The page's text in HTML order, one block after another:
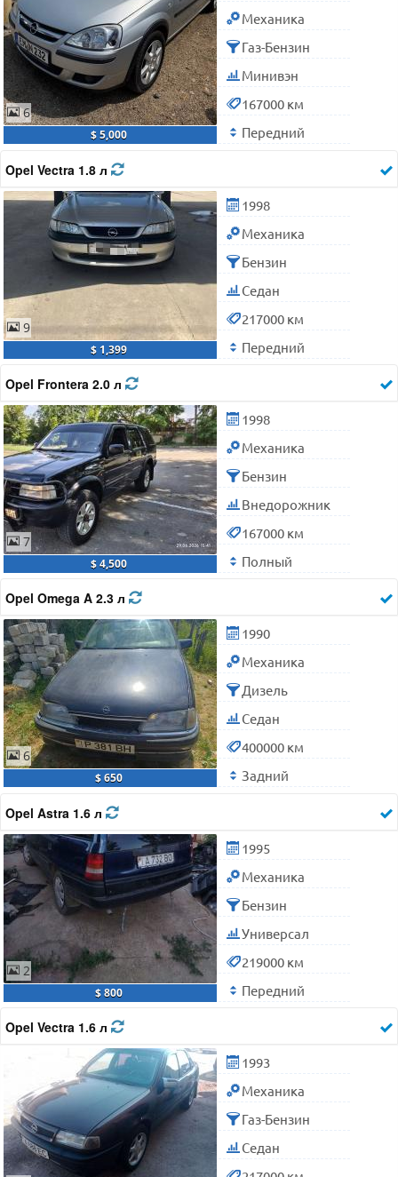
6
$ 5,000
Механика
Газ-Бензин
Минивэн
167000 км
Передний
Opel Vectra 1.8 л
9
$ 1,399
1998
Механика
Бензин
Седан
217000 км
Передний
Opel Frontera 2.0 л
7
$ 4,500
1998
Механика
Бензин
Внедорожник
167000 км
Полный
Opel Omega A 2.3 л
6
$ 650
1990
Механика
Дизель
Седан
400000 км
Задний
Opel Astra 1.6 л
2
$ 800
1995
Механика
Бензин
Универсал
219000 км
Передний
Opel Vectra 1.6 л
1993
Механика
Газ-Бензин
Седан